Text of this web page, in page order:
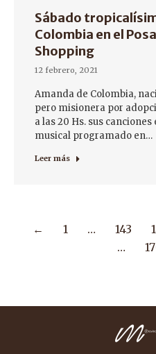
Sábado
Colombia en el
Shopping
12 febrero, 2021
Amanda de Colombia,
pero misionera por
a las 20 Hs. sus
musical programado en…
Leer más
← 1 … 143
…